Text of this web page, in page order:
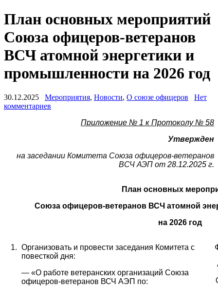
План основных мероприятий
Союза офицеров-ветеранов
ВСЧ атомной энергетики и
промышленности на 2026 год
30.12.2025 Мероприятия, Новости, О союзе офицеров
Нет
комментариев
Приложение № 1 к Протоколу № 58
Утвержден
на заседании Комитета Союза офицеров-ветеранов
ВСЧ АЭП от 28.12.2025 г.
План основных
Союза офицеров-ветеранов ВСЧ атомной
на 2026 год
1. Организовать и провести заседания Комитета с
повесткой дня:
— «О работе ветеранских организаций Союза
офицеров-ветеранов ВСЧ АЭП по: